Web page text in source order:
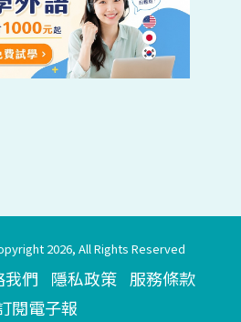
2026, All Rights Reserved
我們 隱私政策 服務條款
閱電子報